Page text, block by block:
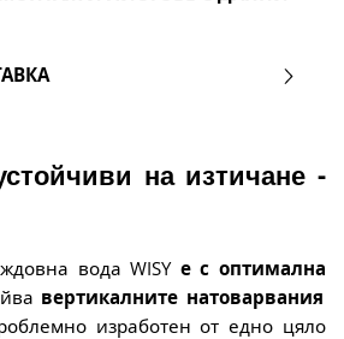
на изтичане -
вода WISY е с оптимална
вертикалните натоварвания
изработен от едно цяло